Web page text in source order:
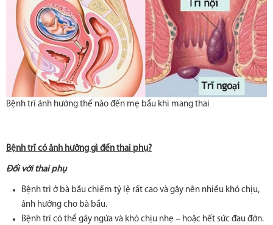
Bệnh trĩ ảnh hưởng thế nào đến mẹ bầu khi mang thai
Bệnh trĩ có ảnh hưởng gì đến thai phụ?
Đối với thai phụ
Bệnh trĩ ở bà bầu chiếm tỷ lệ rất cao và gây nên nhiều khó chịu,
ảnh hưởng cho bà bầu.
Bệnh trĩ có thể gây ngứa và khó chịu nhẹ – hoặc hết sức đau đớn.